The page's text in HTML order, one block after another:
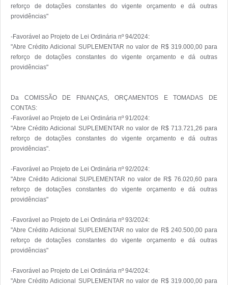
reforço de dotações constantes do vigente orçamento e dá outras
providências"
-Favorável ao Projeto de Lei Ordinária nº 94/2024:
"Abre Crédito Adicional SUPLEMENTAR no valor de R$ 319.000,00 para
reforço de dotações constantes do vigente orçamento e dá outras
providências"
Da COMISSÃO DE FINANÇAS, ORÇAMENTOS E TOMADAS DE
CONTAS:
-Favorável ao Projeto de Lei Ordinária nº 91/2024:
"Abre Crédito Adicional SUPLEMENTAR no valor de R$ 713.721,26 para
reforço de dotações constantes do vigente orçamento e dá outras
providências".
-Favorável ao Projeto de Lei Ordinária nº 92/2024:
"Abre Crédito Adicional SUPLEMENTAR no valor de R$ 76.020,60 para
reforço de dotações constantes do vigente orçamento e dá outras
providências"
-Favorável ao Projeto de Lei Ordinária nº 93/2024:
"Abre Crédito Adicional SUPLEMENTAR no valor de R$ 240.500,00 para
reforço de dotações constantes do vigente orçamento e dá outras
providências"
-Favorável ao Projeto de Lei Ordinária nº 94/2024:
"Abre Crédito Adicional SUPLEMENTAR no valor de R$ 319.000,00 para